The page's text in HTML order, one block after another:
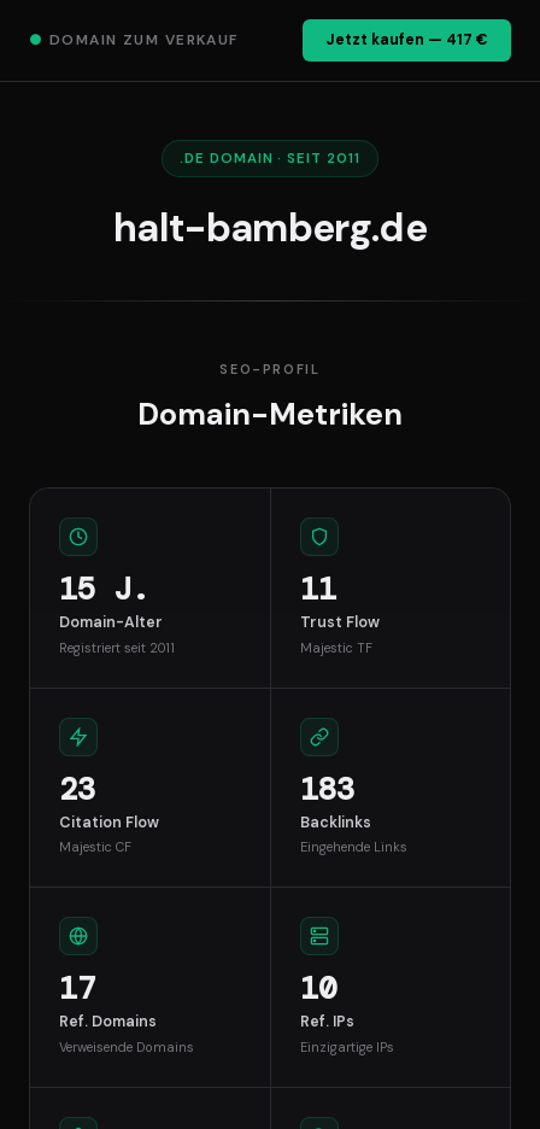
● DOMAIN ZUM VERKAUF Jetzt kaufen — 417 €
.DE DOMAIN · SEIT 2011
halt-bamberg.de
SEO-PROFIL
Domain-Metriken
15 J.
Domain-Alter
Registriert seit 2011
11
Trust Flow
Majestic TF
23
Citation Flow
Majestic CF
183
Backlinks
Eingehende Links
17
Ref. Domains
Verweisende Domains
10
Ref. IPs
Einzigartige IPs